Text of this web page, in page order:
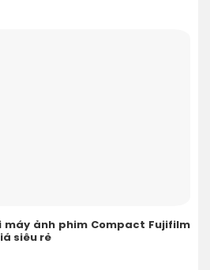
máy ảnh phim Compact Fujifilm
siêu rẻ